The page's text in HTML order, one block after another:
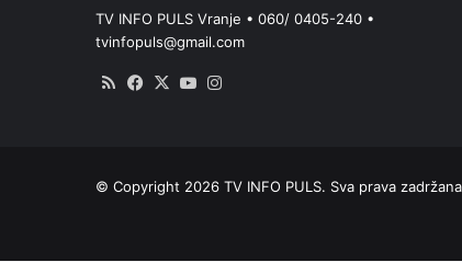
TV INFO PULS Vranje • 060/ 0405-240 •
tvinfopuls@gmail.com
RSS Facebook
X YouTube
© Copyright 2026 TV INFO PULS. Sva prava